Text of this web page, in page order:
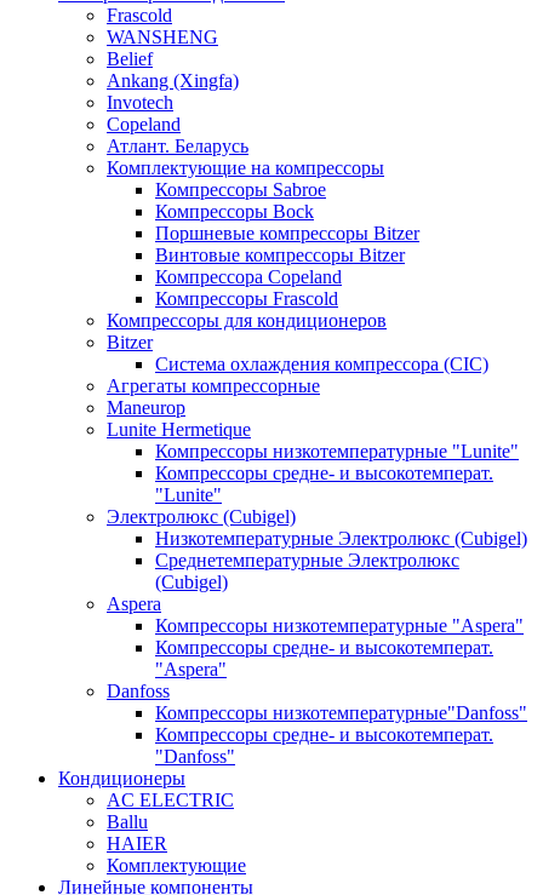
Frascold
WANSHENG
Belief
Ankang (Xingfa)
Invotech
Copeland
Атлант. Беларусь
Комплектующие на компрессоры
Компрессоры Sabroe
Компрессоры Bock
Поршневые компрессоры Bitzer
Винтовые компрессоры Bitzer
Компрессора Copeland
Компрессоры Frascold
Компрессоры для кондиционеров
Bitzer
Система охлаждения компрессора (CIC)
Агрегаты компрессорные
Maneurop
Lunite Hermetique
Компрессоры низкотемпературные "Lunite"
Компрессоры средне- и высокотемперат.
"Lunite"
Электролюкс (Cubigel)
Низкотемпературные Электролюкс (Cubigel)
Среднетемпературные Электролюкс
(Cubigel)
Aspera
Компрессоры низкотемпературные "Aspera"
Компрессоры средне- и высокотемперат.
"Aspera"
Danfoss
Компрессоры низкотемпературные"Danfoss"
Компрессоры средне- и высокотемперат.
"Danfoss"
Кондиционеры
AC ELECTRIC
Ballu
HAIER
Комплектующие
Линейные компоненты